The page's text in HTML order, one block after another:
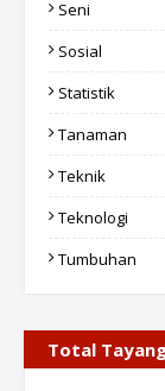
Seni
Sosial
Statistik
Tanaman
Teknik
Teknologi
Tumbuhan
Total